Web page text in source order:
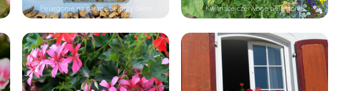
Pelargonie na parapecie przy oknie Kwitnące czerwone pelargonie